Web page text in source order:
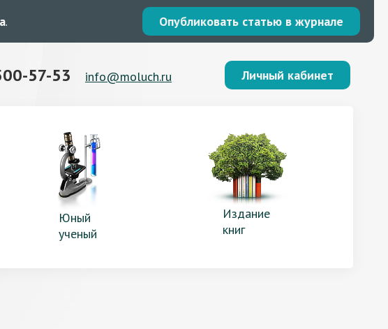
. Опубликовать статью в журнале
57-53 info@moluch.ru Личный кабинет
Юный
ученый
Издание
книг